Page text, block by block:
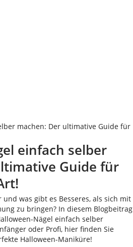
machen: Der ultimative Guide für
einfach selber
Guide für
was gibt es Besseres, als sich mit
zu bringen? In diesem Blogbeitrag
Nägel einfach selber
oder Profi, hier finden Sie
Halloween-Maniküre!